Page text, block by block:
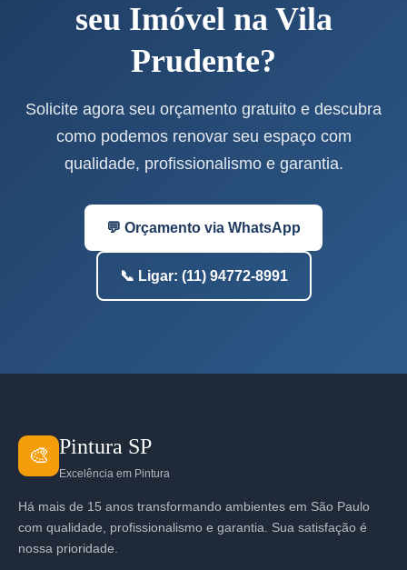
seu Imóvel na Vila
Prudente?
Solicite agora seu orçamento gratuito e descubra
como podemos renovar seu espaço com
qualidade, profissionalismo e garantia.
💬 Orçamento via WhatsApp
📞 Ligar: (11) 94772-8991
🎨 Pintura SP
Excelência em Pintura
Há mais de 15 anos transformando ambientes em São Paulo
com qualidade, profissionalismo e garantia. Sua satisfação é
nossa prioridade.